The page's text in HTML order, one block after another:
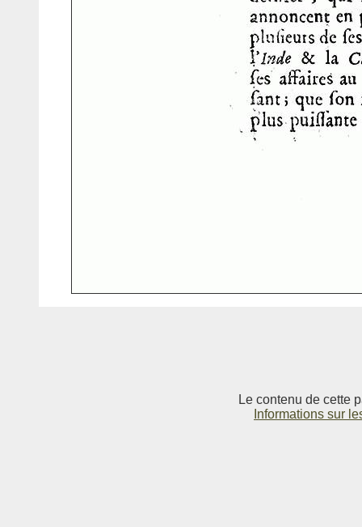
Le contenu de cette
Informations sur